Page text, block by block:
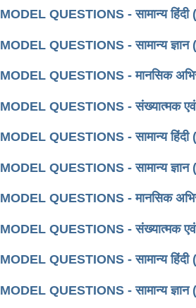
QUESTIONS - सामान्य हिंदी
QUESTIONS - सामान्य ज्ञान
QUESTIONS - मानसिक
QUESTIONS - संख्यात्मक एवं
QUESTIONS - सामान्य हिंदी
QUESTIONS - सामान्य ज्ञान
QUESTIONS - मानसिक
QUESTIONS - संख्यात्मक एवं
QUESTIONS - सामान्य हिंदी
QUESTIONS - सामान्य ज्ञान